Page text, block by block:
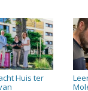
Huis ter